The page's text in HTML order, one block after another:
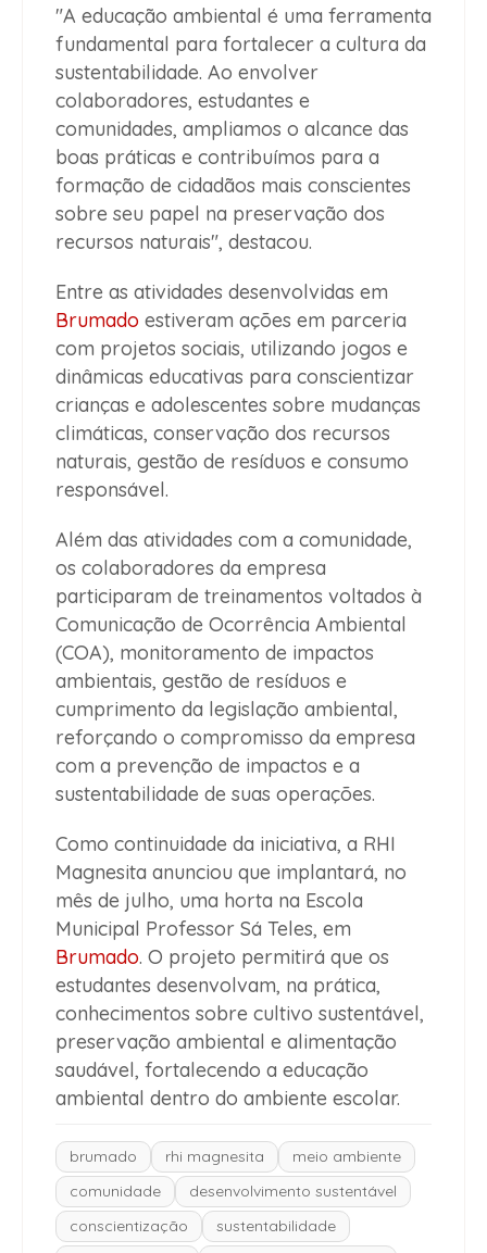
"A educação ambiental é uma ferramenta
fundamental para fortalecer a cultura da
sustentabilidade. Ao envolver
colaboradores, estudantes e
comunidades, ampliamos o alcance das
boas práticas e contribuímos para a
formação de cidadãos mais conscientes
sobre seu papel na preservação dos
recursos naturais", destacou.
Entre as atividades desenvolvidas em
Brumado estiveram ações em parceria
com projetos sociais, utilizando jogos e
dinâmicas educativas para conscientizar
crianças e adolescentes sobre mudanças
climáticas, conservação dos recursos
naturais, gestão de resíduos e consumo
responsável.
Além das atividades com a comunidade,
os colaboradores da empresa
participaram de treinamentos voltados à
Comunicação de Ocorrência Ambiental
(COA), monitoramento de impactos
ambientais, gestão de resíduos e
cumprimento da legislação ambiental,
reforçando o compromisso da empresa
com a prevenção de impactos e a
sustentabilidade de suas operações.
Como continuidade da iniciativa, a RHI
Magnesita anunciou que implantará, no
mês de julho, uma horta na Escola
Municipal Professor Sá Teles, em
Brumado. O projeto permitirá que os
estudantes desenvolvam, na prática,
conhecimentos sobre cultivo sustentável,
preservação ambiental e alimentação
saudável, fortalecendo a educação
ambiental dentro do ambiente escolar.
brumado rhi magnesita
meio ambiente
comunidade
desenvolvimento sustentável
conscientização
sustentabilidade